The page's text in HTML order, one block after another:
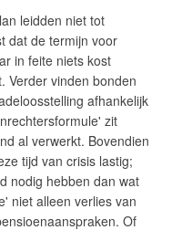
leidden niet tot
dat de termijn voor
in feite niets kost
Verder vinden bonden
afhankelijk
zit
al verwerkt. Bovendien
tijd van crisis lastig;
nodig hebben dan wat
niet alleen verlies van
Of